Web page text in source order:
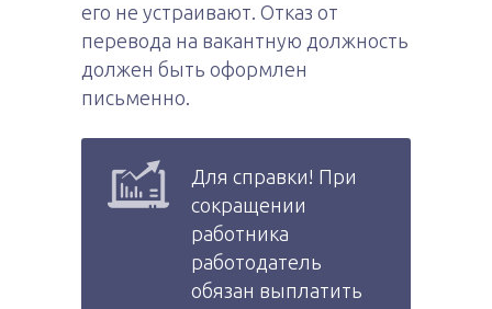
его не устраивают. Отказ от
перевода на вакантную должность
должен быть оформлен
письменно.
Для справки! При
сокращении
работника
работодатель
обязан выплатить